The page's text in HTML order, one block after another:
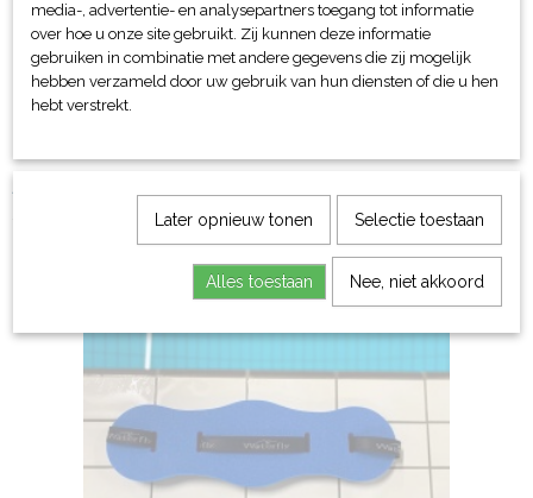
Aqua jogging belt runner
media-, advertentie- en analysepartners toegang tot informatie
over hoe u onze site gebruikt. Zij kunnen deze informatie
gebruiken in combinatie met andere gegevens die zij mogelijk
hebben verzameld door uw gebruik van hun diensten of die u hen
hebt verstrekt.
Later opnieuw tonen Selectie toestaan
Alles toestaan Nee, niet akkoord